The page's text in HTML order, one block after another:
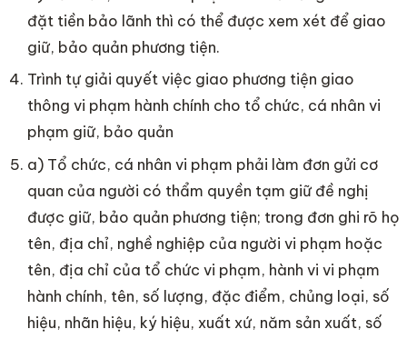
đặt tiền bảo lãnh thì có thể được xem xét để giao
giữ, bảo quản phương tiện.
Trình tự giải quyết việc giao phương tiện giao
thông vi phạm hành chính cho tổ chức, cá nhân vi
phạm giữ, bảo quản
a) Tổ chức, cá nhân vi phạm phải làm đơn gửi cơ
quan của người có thẩm quyền tạm giữ đề nghị
được giữ, bảo quản phương tiện; trong đơn ghi rõ họ
tên, địa chỉ, nghề nghiệp của người vi phạm hoặc
tên, địa chỉ của tổ chức vi phạm, hành vi vi phạm
hành chính, tên, số lượng, đặc điểm, chủng loại, số
hiệu, nhãn hiệu, ký hiệu, xuất xứ, năm sản xuất, số